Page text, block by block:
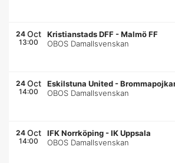
24 Oct
13:00
Kristianstads DFF -Malmö FF
OBOS Damallsvenskan
24 Oct
14:00
Eskilstuna United -
OBOS Damallsvenskan
24 Oct
14:00
IFK Norrköping -IK Uppsala
OBOS Damallsvenskan